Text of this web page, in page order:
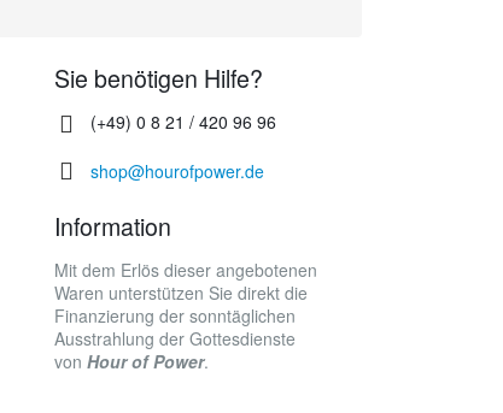
Sie benötigen Hilfe?
(+49) 0 8 21 / 420 96 96
shop@hourofpower.de
Information
Mit dem Erlös dieser angebotenen
Waren unterstützen Sie direkt die
Finanzierung der sonntäglichen
Ausstrahlung der Gottesdienste
von Hour of Power.